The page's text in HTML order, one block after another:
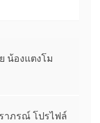
น้องแตงโม
าภรณ์ โปรไฟล์